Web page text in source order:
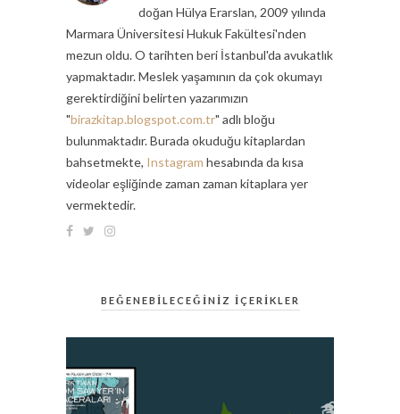
doğan Hülya Erarslan, 2009 yılında
Marmara Üniversitesi Hukuk Fakültesi'nden
mezun oldu. O tarihten beri İstanbul'da avukatlık
yapmaktadır. Meslek yaşamının da çok okumayı
gerektirdiğini belirten yazarımızın
"birazkitap.blogspot.com.tr" adlı bloğu
bulunmaktadır. Burada okuduğu kitaplardan
bahsetmekte, Instagram hesabında da kısa
videolar eşliğinde zaman zaman kitaplara yer
vermektedir.
BEĞENEBİLECEĞİNİZ İÇERİKLER